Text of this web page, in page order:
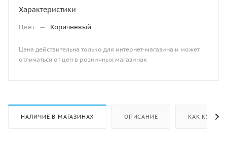
Характеристики
Цвет — Коричневый
Цена действительна только для интернет-магазина и может
отличаться от цен в розничных магазинах
НАЛИЧИЕ В МАГАЗИНАХ ОПИСАНИЕ КАК КУПИТЬ